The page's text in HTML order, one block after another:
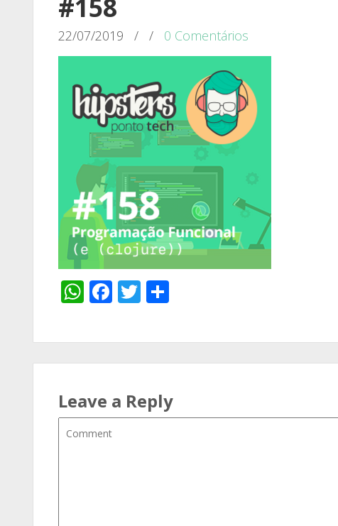
#158
22/07/2019 / / 0 Comentários
WhatsApp
Facebook
Twitter
Leave a Reply